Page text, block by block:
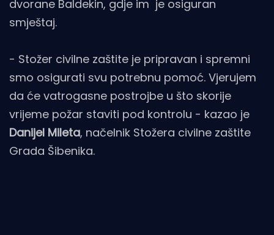
dvorane Baldekin, gdje im je osiguran
smještaj.
- Stožer civilne zaštite je pripravan i spremni
smo osigurati svu potrebnu pomoć. Vjerujem
da će vatrogasne postrojbe u što skorije
vrijeme požar staviti pod kontrolu - kazao je
Danijel Mileta, načelnik Stožera civilne zaštite
Grada Šibenika.